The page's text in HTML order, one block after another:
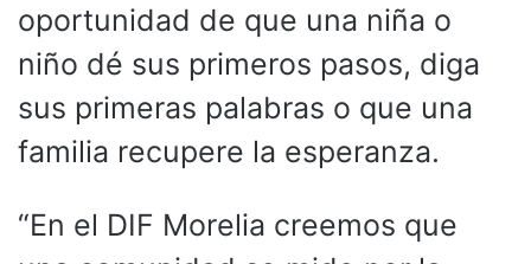
oportunidad de que una niña o
niño dé sus primeros pasos, diga
sus primeras palabras o que una
familia recupere la esperanza.
“En el DIF Morelia creemos que